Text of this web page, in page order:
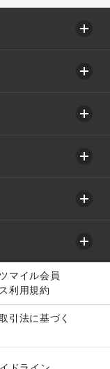
マイル会員
利用規約
引法に基づく